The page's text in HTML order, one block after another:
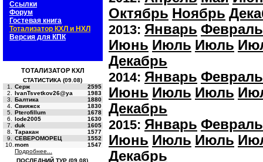
Ссылки
Форум
Гостевая книга
Тотализатор КХЛ и НХЛ
Версия для КПК
ТОТАЛИЗАТОР КХЛ
СТАТИСТИКА (09.08)
1.
Серж
2595
2.
IvanTsvetkov26@ya
1983
3.
Балтика
1880
4.
Свияжск
1830
5.
Pterofillum
1678
6.
lode2005
1630
7.
duk
1605
8.
Таракан
1577
9.
СЕВЕРОМОРЕЦ
1552
10. mom
1547
Подробнее...
ПОСЛЕДНИЙ ТУР (09.08)
Октябрь Ноябрь
2013: Январь Февраль
Июнь Июль Июль
Декабрь
2014: Январь Февраль
Июнь Июль Июль
Декабрь
2015: Январь Февраль
Июнь Июль Июль
Декабрь